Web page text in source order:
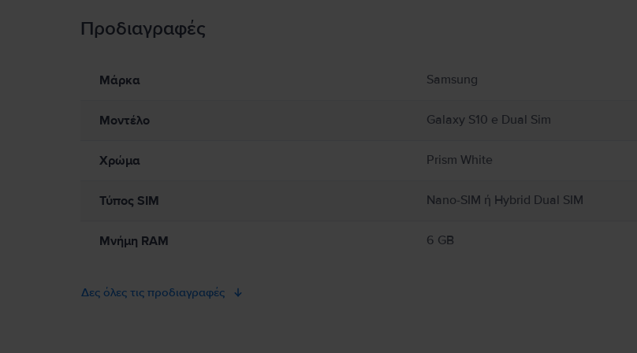
Πληροφορίες Ασφάλειας Προϊόντος
Παρακαλώ διαβάστε το εγχειρίδιο.
Προδιαγραφές
Μάρκα Samsung
Μοντέλο Galaxy S10 e Dual Sim
Χρώμα Prism White
Τύπος SIM Nano-SIM ή Hybrid Dual SIM
Μνήμη RAM 6 GB
Δες όλες τις προδιαγραφές